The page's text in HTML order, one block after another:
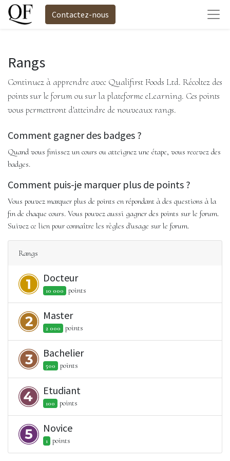
Contactez-nous
Rangs
Continuez à apprendre avec Qualifirst Foods Ltd. Récoltez des
points sur le forum ou sur la plateforme eLearning. Ces points
vous permettront d'atteindre de nouveaux rangs.
Comment gagner des badges ?
Quand vous finissez un cours ou atteignez une étape, vous recevez des
badges.
Comment puis-je marquer plus de points ?
Vous pouvez marquer plus de points en répondant à des questions à la
fin de chaque cours. Vous pouvez aussi gagner des points sur le forum.
Suivez ce lien pour connaître les règles d'usage sur le forum.
Rangs
Docteur
10 000 points
Master
2 000 points
Bachelier
500 points
Etudiant
100 points
Novice
1 points